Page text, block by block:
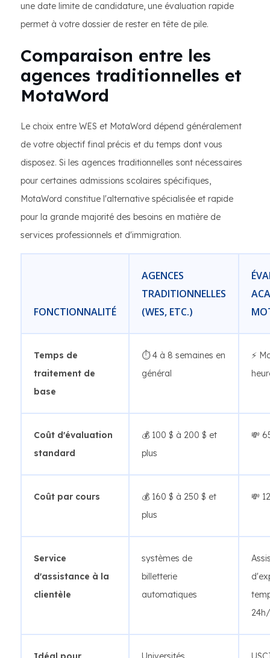
une date limite de candidature, une évaluation rapide
permet à votre dossier de rester en tête de pile.
Comparaison entre les
agences traditionnelles et
MotaWord
Le choix entre WES et MotaWord dépend généralement
de votre objectif final précis et du temps dont vous
disposez. Si les agences traditionnelles sont nécessaires
pour certaines admissions scolaires spécifiques,
MotaWord constitue l'alternative spécialisée et rapide
pour la grande majorité des besoins en matière de
services professionnels et d'immigration.
FONCTIONNALITÉ
AGENCES
TRADITIONNELLES
(WES, ETC.)
Temps de
traitement de
base
⏱️ 4 à 8 semaines en
général
⚡
Coût d'évaluation
standard
💰 100 $ à 200 $ et
plus
💸
Coût par cours
💰 160 $ ​​à 250 $ et
plus
💸
Service
d'assistance à la
clientèle
systèmes de
billetterie
automatiques